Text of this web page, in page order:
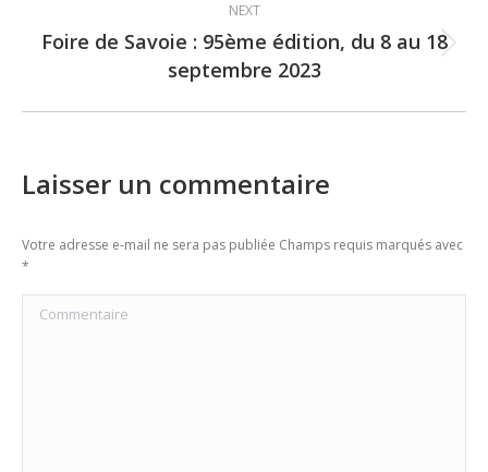
NEXT
Next
post:
Foire de Savoie : 95ème édition, du 8 au 18
septembre 2023
Laisser un commentaire
Votre adresse e-mail ne sera pas publiée Champs requis marqués avec
*
Commentaire